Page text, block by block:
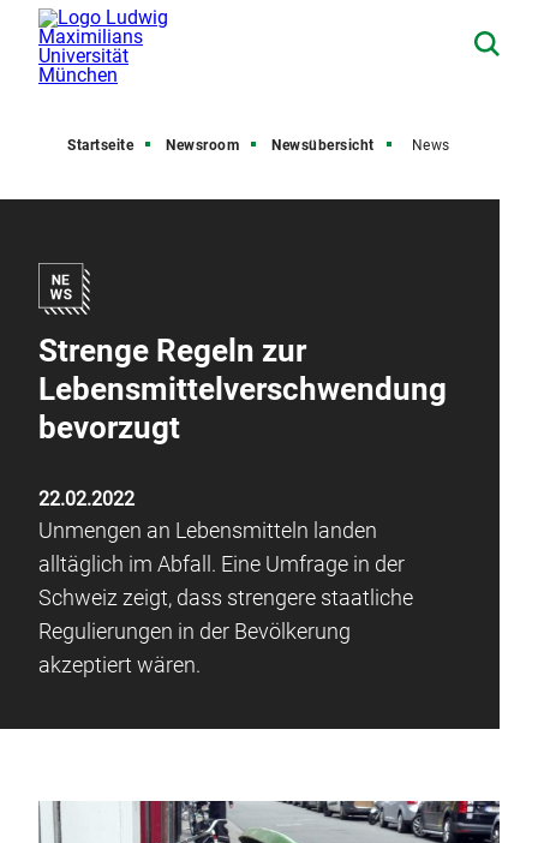
Startseite Newsroom Newsübersicht News
Strenge Regeln zur
Lebensmittelverschwendung
bevorzugt
22.02.2022
Unmengen an Lebensmitteln landen
alltäglich im Abfall. Eine Umfrage in der
Schweiz zeigt, dass strengere staatliche
Regulierungen in der Bevölkerung
akzeptiert wären.